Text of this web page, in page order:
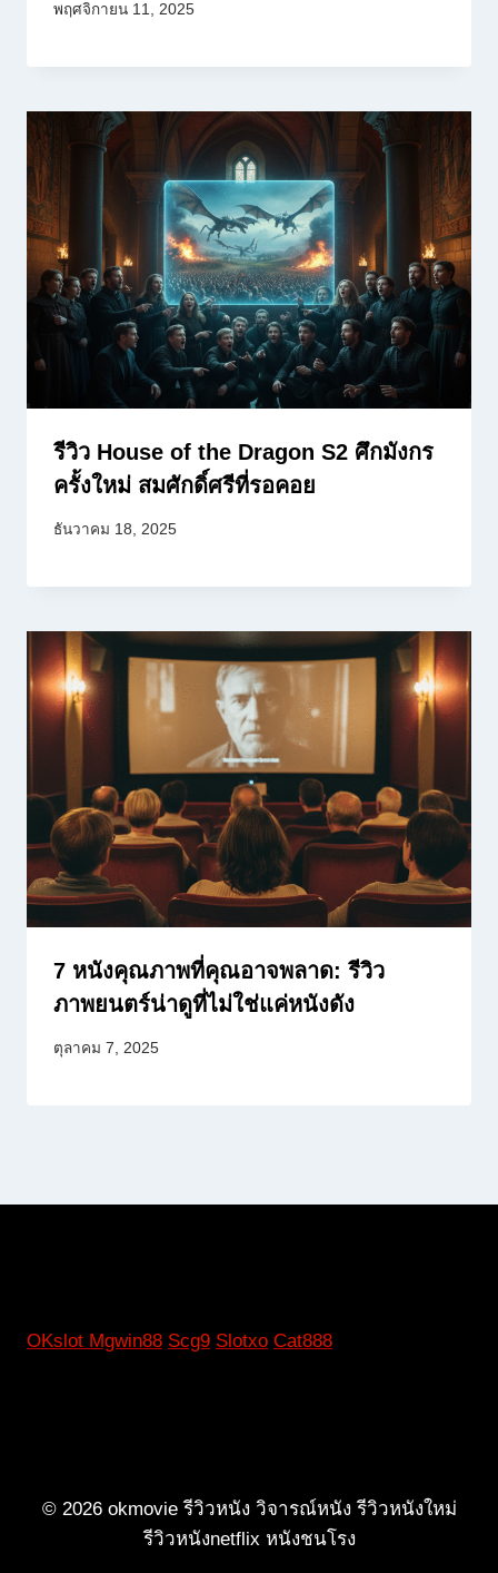
พฤศจิกายน 11, 2025
รีวิว House of the Dragon S2 ศึกมังกร
ครั้งใหม่ สมศักดิ์ศรีที่รอคอย
ธันวาคม 18, 2025
7 หนังคุณภาพที่คุณอาจพลาด: รีวิว
ภาพยนตร์น่าดูที่ไม่ใช่แค่หนังดัง
ตุลาคม 7, 2025
OKslot Mgwin88 Scg9 Slotxo Cat888
© 2026 okmovie รีวิวหนัง วิจารณ์หนัง รีวิวหนังใหม่
รีวิวหนังnetflix หนังชนโรง